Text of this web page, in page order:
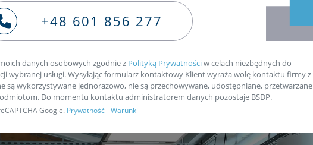
+48 601 856 277
danych osobowych zgodnie z Polityką Prywatnościw celach niezbędnych do
wybranej usługi. Wysyłając formularz kontaktowy Klient wyraża wolę kontaktu firmy z
są wykorzystywane jednorazowo, nie są przechowywane, udostępniane, przetwarzane
Do momentu kontaktu administratorem danych pozostaje BSDP.
Google. Prywatność-Warunki